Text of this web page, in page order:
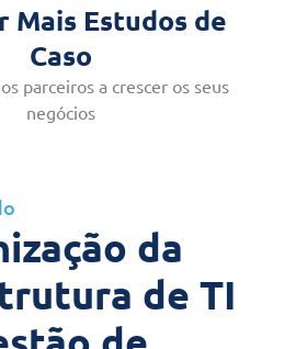
Mais Estudos de
Caso
parceiros a crescer os seus
negócios
da
de TI